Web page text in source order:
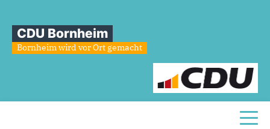
CDU Bornheim
Bornheim wird vor Ort gemacht